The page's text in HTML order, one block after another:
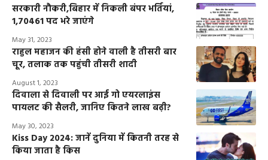
सरकारी नौकरी,बिहार में निकली बंपर भर्तियां,
1,70461 पद भरे जाएंगे
May 31, 2023
राहुल महाजन की हंसी होने वाली है तीसरी बार
चूर, तलाक तक पहुंची तीसरी शादी
August 1, 2023
दिवाला से दिवाली पर आई गो एयरलाइंस
पायलट की सैलरी, जानिए कितने लाख बढ़ी?
May 30, 2023
Kiss Day 2024: जानें दुनिया में कितनी तरह से
किया जाता है किस